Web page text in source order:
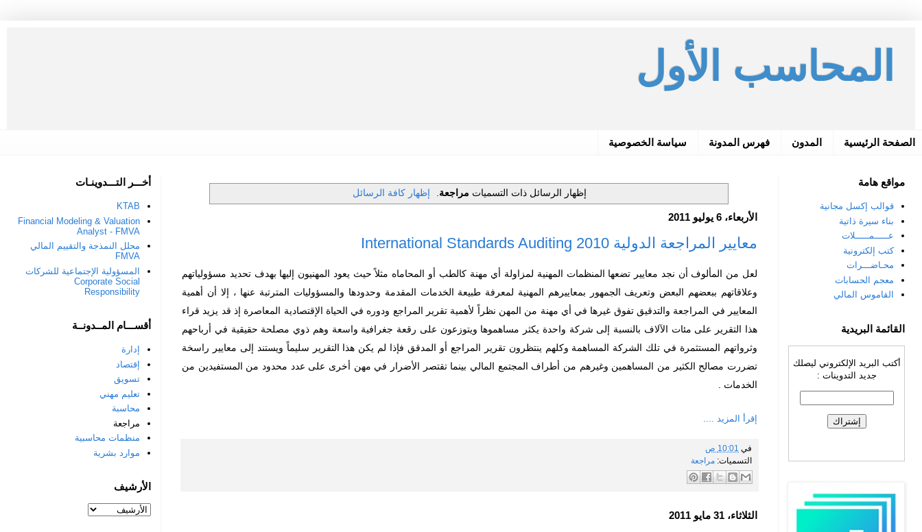
المحاسب الأول
الصفحة الرئيسية المدون فهرس المدونة سياسة الخصوصية
‏إظهار الرسائل ذات التسميات مراجعة. إظهار كافة الرسائل
الأربعاء، 6 يوليو 2011
معايير المراجعة الدولية 2010 International Standards Auditing
لعل من المألوف أن نجد معايير تضعها المنظمات المهنية لمزاولة أي مهنة كالطب أو المحاماه مثلاً حيث يعود المهنيون إليها بهدف تحديد مسؤولياتهم
وعلاقاتهم ببعضهم البعض وتعريف الجمهور بمعاييرهم المهنية لمعرفة طبيعة الخدمات المقدمة وحدودها والمسؤوليات المترتبة عنها ، إلا أن أهمية
المعايير في المراجعة والتدقيق تفوق غيرها في أي مهنة من المهن نظراً لأهمية تقرير المراجع ودوره في الحياة الإقتصادية المعاصرة إذ قد يزيد قراء
هذا التقرير على مئات الآلاف بالنسبة إلى شركة واحدة يكثر مساهموها ويتوزعون على رقعة جغرافية واسعة وهم ذوي مصلحة حقيقية في أرباحهم
وثرواتهم المستثمرة في تلك الشركة المساهمة وكلهم ينتظرون تقرير المراجع أو المدقق فإذا لم يكن هذا التقرير سليماً ويستند إلى معايير راسخة
تضررت مصالح الكثير من المساهمين وغيرهم من أطراف المجتمع المالي بينما تقتصر الأضرار في مهن أخرى على عدد محدود من المستفيدين من
الخدمات .
إقرأ المزيد ....
في 10:01 ص
التسميات: مراجعة
الثلاثاء، 31 مايو 2011
أخـــر التـــدوينـات
KTAB
Financial Modeling & Valuation
Analyst - FMVA
محلل النمذجة والتقييم المالي
FMVA
المسؤولية الإجتماعية للشركات
Corporate Social
Responsibility
أقســـام المــدونــة
إدارة
إقتصاد
تسويق
تعليم مهني
محاسبة
مراجعة
منظمات محاسبية
موارد بشرية
الأرشيف
مواقع هامة
قوالب إكسل مجانية
بناء سيرة ذاتية
عـــــمـــــلات
كتب إلكترونية
محـاضـــرات
معجم الحسابات
القاموس المالي
القائمة البريدية
أكتب البريد الإلكتروني ليصلك
جديد التدوينات :